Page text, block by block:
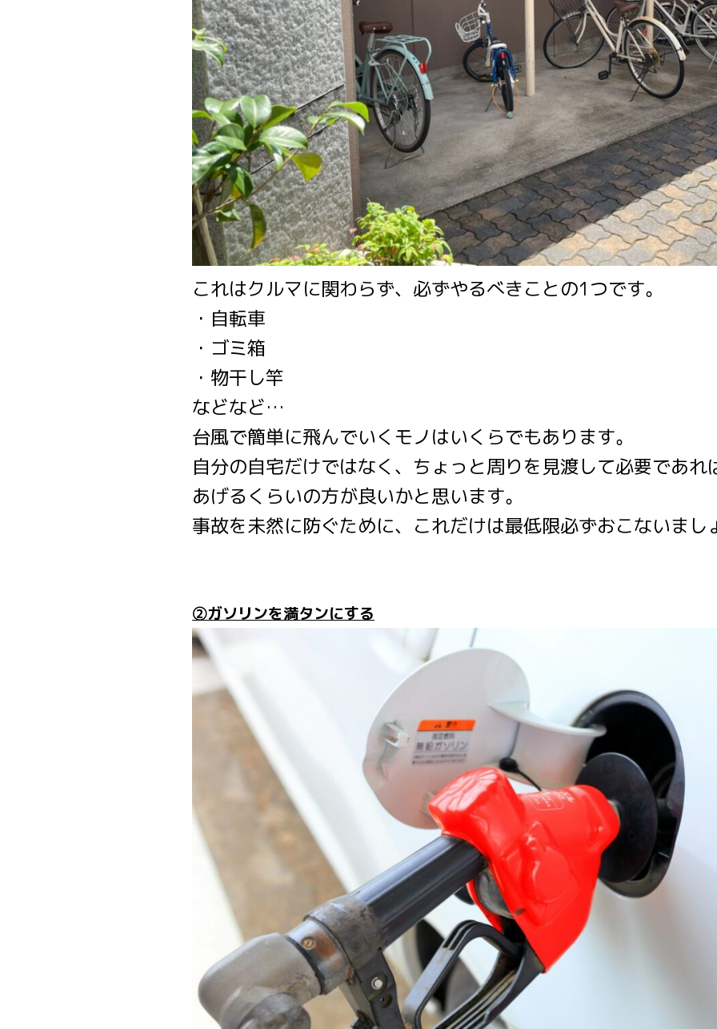
これはクルマに関わらず、必ずやるべきことの1つです。
・自転車
・ゴミ箱
・物干し竿
などなど…
台風で簡単に飛んでいくモノはいくらでもあります。
自分の自宅だけではなく、ちょっと周りを見渡して必要であれ
あげるくらいの方が良いかと思います。
事故を未然に防ぐために、これだけは最低限必ずおこないまし
②ガソリンを満タンにする